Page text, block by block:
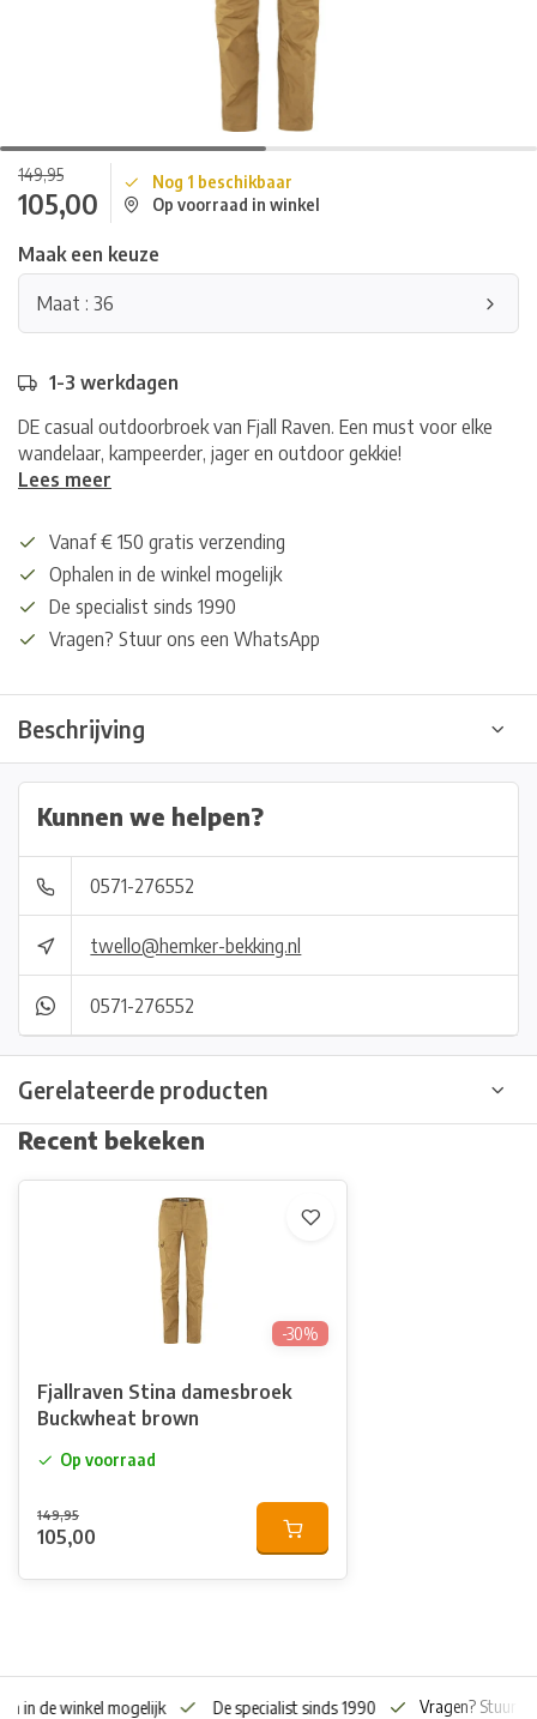
149,95
105,00
Nog 1 beschikbaar
Op voorraad in winkel
Maak een keuze
Maat : 36
1-3 werkdagen
DE casual outdoorbroek van Fjall Raven. Een must voor elke
wandelaar, kampeerder, jager en outdoor gekkie!
Lees meer
Vanaf € 150 gratis verzending
Ophalen in de winkel mogelijk
De specialist sinds 1990
Vragen? Stuur ons een WhatsApp
Beschrijving
Kunnen we helpen?
0571-276552
twello@hemker-bekking.nl
0571-276552
Gerelateerde producten
Recent bekeken
-30%
Fjallraven Stina damesbroek
Buckwheat brown
Op voorraad
149,95
105,00
in de winkel mogelijk De specialist sinds 1990 Vragen? Stuur